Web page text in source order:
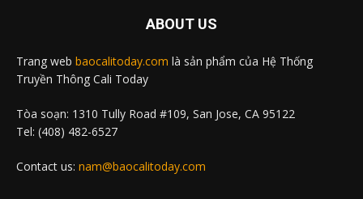
ABOUT US
Trang web baocalitoday.com là sản phẩm của Hệ Thống
Truyền Thông Cali Today
Tòa soạn: 1310 Tully Road #109, San Jose, CA 95122
Tel: (408) 482-6527
Contact us: nam@baocalitoday.com